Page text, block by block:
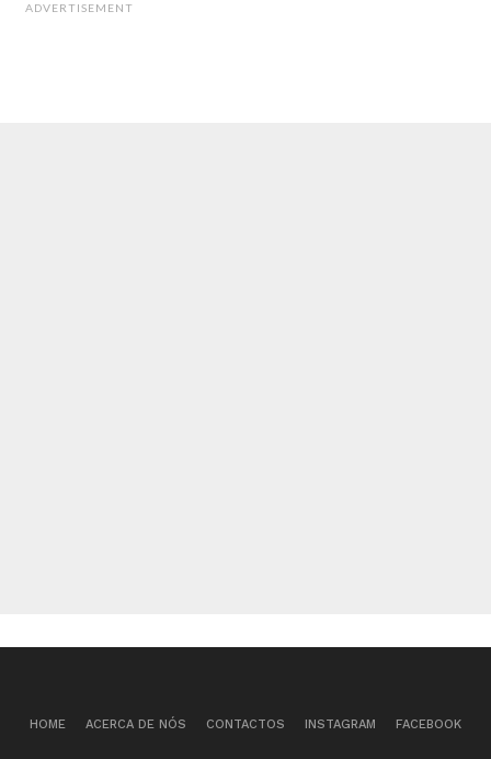
ADVERTISEMENT
HOME ACERCA DE NÓS CONTACTOS INSTAGRAM FACEBOOK